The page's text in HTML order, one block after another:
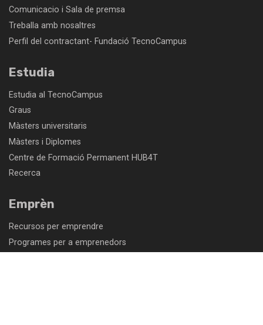
Comunicacio i Sala de premsa
Treballa amb nosaltres
Perfil del contractant- Fundació TecnoCampus
Estudia
Estudia al TecnoCampus
Graus
Màsters universitaris
Màsters i Diplomes
Centre de Formació Permanent HUB4T
Recerca
Emprèn
Recursos per emprendre
Programes per a emprenedors